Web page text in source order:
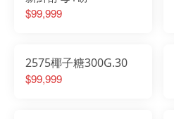
$99,999
2575椰子糖300G.30
$99,999